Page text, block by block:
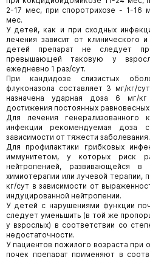
2-17 мес, при споротрихозе - 1-16
мес.
У детей, как и при сходных
лечения зависит от клинического
детей препарат не следует
превышающей таковую у
ежедневно 1 раз/сут.
При кандидозе слизистых
флуконазола составляет 3 мг/кг/
назначена ударная доза 6 мг/
достижения постоянных
Для лечения генерализованного
инфекции рекомендуемая доза
зависимости от тяжести заболевания.
Для профилактики грибковых
иммунитетом, у которых риск
нейтропенией, развивающейся в
химиотерапии или лучевой терапии,
кг/сут в зависимости от
индуцированной нейтропении.
У детей с нарушениями функции
следует уменьшить (в той же
у взрослых) в соответствии со
недостаточности.
У пациентов пожилого возраста при
почек препарат применяют в